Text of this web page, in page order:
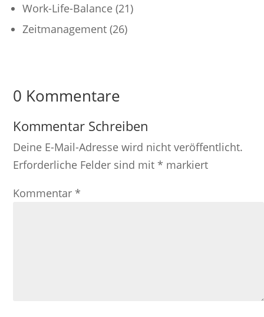
Work-Life-Balance (21)
Zeitmanagement (26)
0 Kommentare
Kommentar Schreiben
Deine E-Mail-Adresse wird nicht veröffentlicht.
Erforderliche Felder sind mit * markiert
Kommentar *